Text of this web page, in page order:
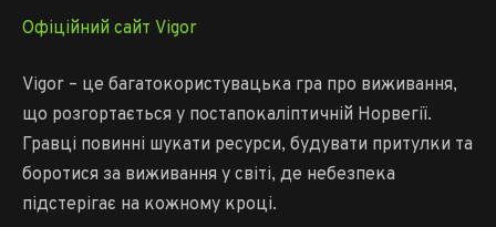
Офіційний сайт Vigor
Vigor – це багатокористувацька гра про виживання,
що розгортається у постапокаліптичній Норвегії.
Гравці повинні шукати ресурси, будувати притулки та
боротися за виживання у світі, де небезпека
підстерігає на кожному кроці.